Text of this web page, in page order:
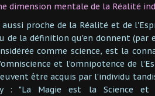
dimension mentale de la Réalité
aussi proche de la Réalité et de
de la définition qu'en donnent (par
comme science, est la
et l’omnipotence de
être acquis par l’individu
: "La Magie est la Science et